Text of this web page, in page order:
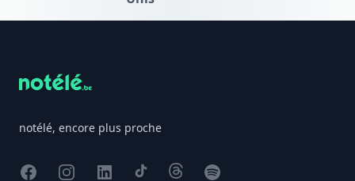
notélé, encore plus proche
FacebookInstagram
X TikTokThreadsSpotify